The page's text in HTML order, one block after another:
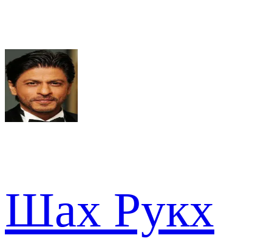
Шах Рукх